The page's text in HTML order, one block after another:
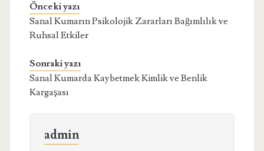
Önceki yazı
Sanal Kumarın Psikolojik Zararları Bağımlılık ve
Ruhsal Etkiler
Sonraki yazı
Sanal Kumarda Kaybetmek Kimlik ve Benlik
Kargaşası
admin